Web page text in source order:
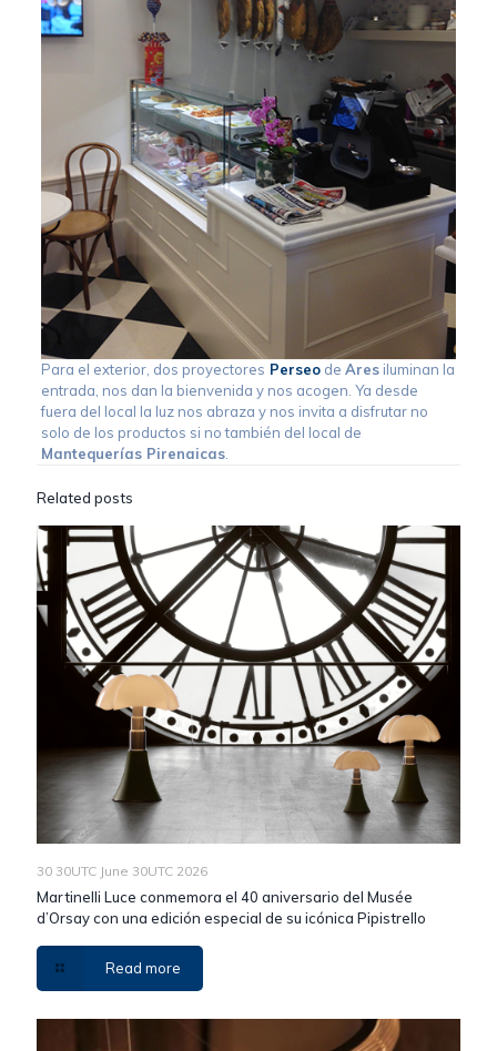
Para el exterior, dos proyectores Perseode Aresiluminan la
entrada, nos dan la bienvenida y nos acogen. Ya desde
fuera del local la luz nos abraza y nos invita a disfrutar no
solo de los productos si no también del local de
Mantequerías Pirenaicas.
Related posts
30 30UTC June 30UTC 2026
Martinelli Luce conmemora el 40 aniversario del Musée
d’Orsay con una edición especial de su icónica Pipistrello
Read more